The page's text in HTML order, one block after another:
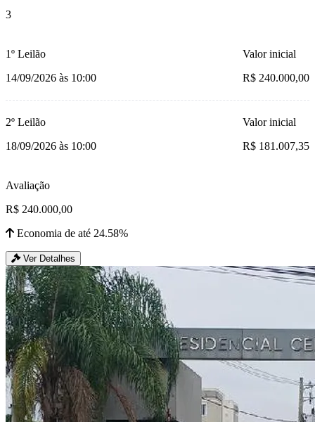
3
1º Leilão
14/09/2026 às 10:00
Valor inicial
R$ 240.000,00
2º Leilão
18/09/2026 às 10:00
Valor inicial
R$ 181.007,35
Avaliação
R$ 240.000,00
Economia de até 24.58%
Ver Detalhes